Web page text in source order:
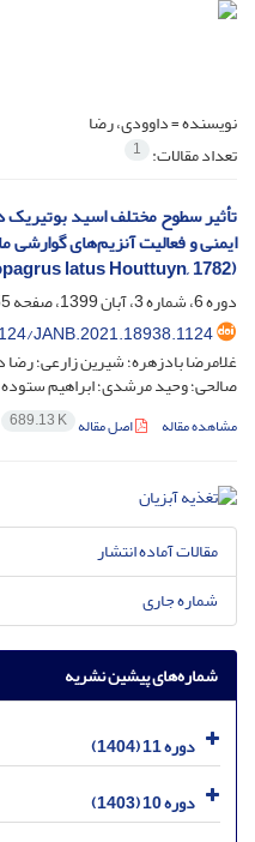
نویسنده =داوودی، رضا
تعداد مقالات: 1
تأثیر سطوح مختلف اسید
ایمنی و فعالیت آنزیم‌های گوارشی
(Acanthopagrus latus Houttuyn, 1782)
دوره 6، شماره 3، آبان 1399، صفحه
JANB.2021.18938.1124
غلامرضا بادزهره؛ شیرین زارعی؛
صالحی؛ وحید مرشدی؛ ابراهیم ستوده
مشاهده مقاله اصل مقاله 689.13 K
مقالات آماده انتشار
شماره جاری
شماره‌های پیشین نشریه
دوره 11 (1404)
دوره 10 (1403)